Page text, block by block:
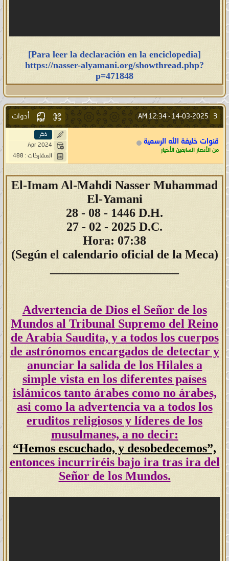
[Para leer la declaración en la enciclopedia]
https://nasser-alyamani.org/showthread.php?
p=471848
3
14-03-2025 -
12:34 AM أدوات
قنوات خليفة الله الرسمية
من الأنصار السابقين الأخيار
ذكر
Apr 2024
المشاركات : 488
El-Imam Al-Mahdi Nasser Muhammad
El-Yamani
28 - 08 - 1446 D.H.
27 - 02 - 2025 D.C.
Hora: 07:38
(Según el calendario oficial de la Meca)
Advertencia de Dios el Señor de los
Mundos al Tribunal Supremo del Reino
de Arabia Saudita, y a todos los cuerpos
de astrónomos encargados de detectar y
anunciar la salida de los Hilales a
simple vista en los diferentes países
islámicos tanto árabes como no árabes,
asi como la advertencia va a todos los
eruditos religiosos y líderes de los
musulmanes, a no decir:
“Hemos escuchado, y desobedecemos”,
entonces incurriréis bajo ira tras ira del
Señor de los Mundos.